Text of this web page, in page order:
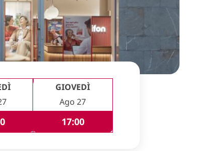
GIOVEDÌ
Ago 27
17:00